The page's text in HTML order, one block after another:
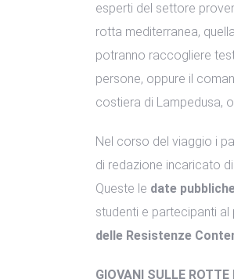
esperti del settore
rotta mediterranea,
potranno raccogliere
persone, oppure il
costiera di Lampedusa,
Nel corso del viaggio i
di redazione incaricato
Queste le date
studenti e partecipanti
delle Resistenze
GIOVANI SULLE ROTTE